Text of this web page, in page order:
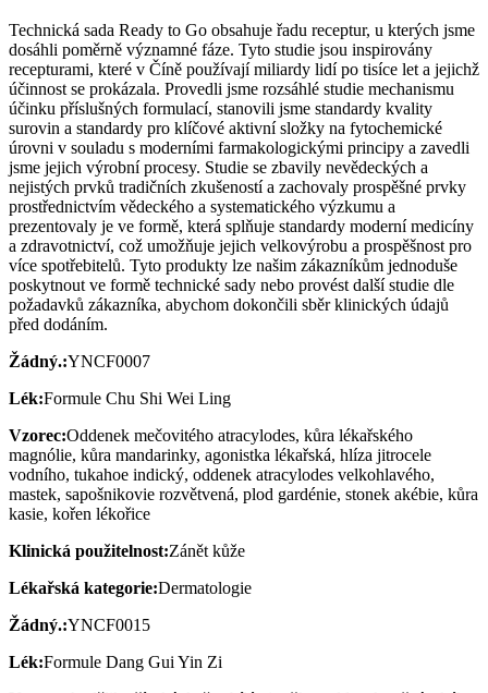
Technická sada Ready to Go obsahuje řadu receptur, u kterých jsme
dosáhli poměrně významné fáze. Tyto studie jsou inspirovány
recepturami, které v Číně používají miliardy lidí po tisíce let a jejichž
účinnost se prokázala. Provedli jsme rozsáhlé studie mechanismu
účinku příslušných formulací, stanovili jsme standardy kvality
surovin a standardy pro klíčové aktivní složky na fytochemické
úrovni v souladu s moderními farmakologickými principy a zavedli
jsme jejich výrobní procesy. Studie se zbavily nevědeckých a
nejistých prvků tradičních zkušeností a zachovaly prospěšné prvky
prostřednictvím vědeckého a systematického výzkumu a
prezentovaly je ve formě, která splňuje standardy moderní medicíny
a zdravotnictví, což umožňuje jejich velkovýrobu a prospěšnost pro
více spotřebitelů. Tyto produkty lze našim zákazníkům jednoduše
poskytnout ve formě technické sady nebo provést další studie dle
požadavků zákazníka, abychom dokončili sběr klinických údajů
před dodáním.
Žádný.:YNCF0007
Lék:Formule Chu Shi Wei Ling
Vzorec:Oddenek mečovitého atracylodes, kůra lékařského
magnólie, kůra mandarinky, agonistka lékařská, hlíza jitrocele
vodního, tukahoe indický, oddenek atracylodes velkohlavého,
mastek, sapošnikovie rozvětvená, plod gardénie, stonek akébie, kůra
kasie, kořen lékořice
Klinická použitelnost:Zánět kůže
Lékařská kategorie:Dermatologie
Žádný.:YNCF0015
Lék:Formule Dang Gui Yin Zi